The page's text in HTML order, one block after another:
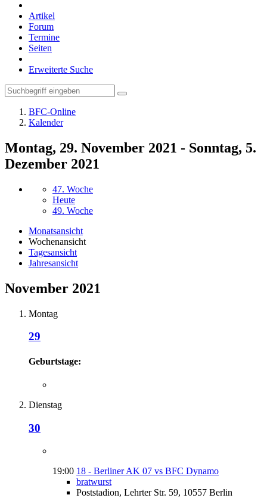
Artikel
Forum
Termine
Seiten
Erweiterte Suche
BFC-Online
Kalender
Montag, 29. November 2021 - Sonntag, 5.
Dezember 2021
47. Woche
Heute
49. Woche
Monatsansicht
Wochenansicht
Tagesansicht
Jahresansicht
November 2021
Montag
29
Geburtstage:
Dienstag
30
19:00 18 - Berliner AK 07 vs BFC Dynamo
bratwurst
Poststadion, Lehrter Str. 59, 10557 Berlin